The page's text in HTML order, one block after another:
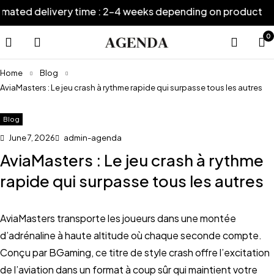
delivery time : 2-4 weeks depending on product
0
Home
Blog
AviaMasters : Le jeu crash à rythme rapide qui surpasse tous les autres
Blog
June 7, 2026 admin-agenda
AviaMasters : Le jeu crash à rythme
rapide qui surpasse tous les autres
AviaMasters transporte les joueurs dans une montée
d’adrénaline à haute altitude où chaque seconde compte.
Conçu par BGaming, ce titre de style crash offre l’excitation
de l’aviation dans un format à coup sûr qui maintient votre